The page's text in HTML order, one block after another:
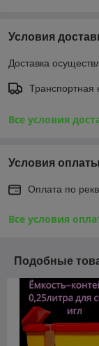
Условия
Доставка
Транспортная
Все условия
Условия оплаты
Оплата по
Все условия
Подобные